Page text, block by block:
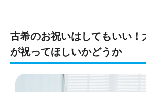
古希のお祝いはしてもいい！
が祝ってほしいかどうか